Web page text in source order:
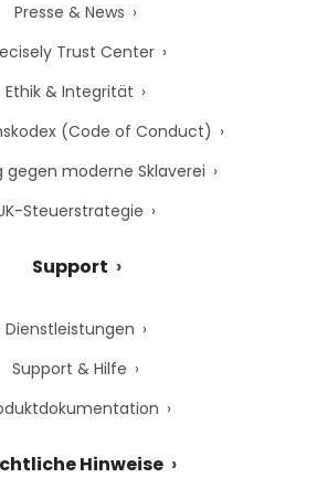
Presse & News
Trust Center
Ethik & Integrität
(Code of Conduct)
gegen moderne Sklaverei
Steuerstrategie
Support
Dienstleistungen
Support & Hilfe
Hinweise